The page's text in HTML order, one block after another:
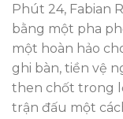
Phút 24, Fabian
bằng một pha
một hoàn hảo
ghi bàn, tiền vệ
then chốt trong
trận đấu một